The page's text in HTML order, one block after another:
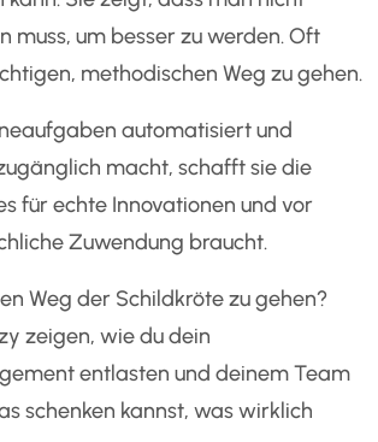
muss, um besser zu werden. Oft
methodischen Weg zu gehen.
automatisiert und
macht, schafft sie die
für echte Innovationen und vor
Zuwendung braucht.
Weg der Schildkröte zu gehen?
zeigen, wie du dein
entlasten und deinem Team
schenken kannst, was wirklich